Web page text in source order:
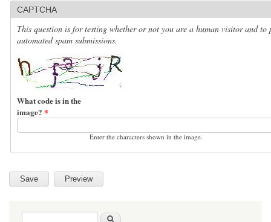
CAPTCHA
This question is for testing whether or not you are a human visitor and to
automated spam submissions.
What code is in the
image? *
Enter the characters shown in the image.
Search form